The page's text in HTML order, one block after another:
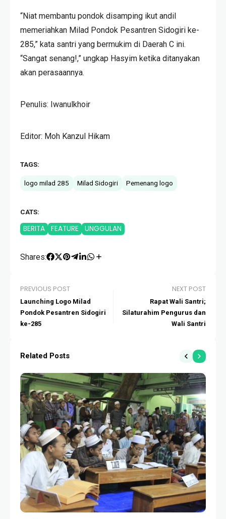
“Niat membantu pondok disamping ikut andil
memeriahkan Milad Pondok Pesantren Sidogiri ke-
285,” kata santri yang bermukim di Daerah C ini.
“Sangat senang!,” ungkap Hasyim ketika ditanyakan
akan perasaannya.
Penulis: Iwanulkhoir
Editor: Moh Kanzul Hikam
TAGS:
logo milad 285 Milad Sidogiri Pemenang logo
CATS:
BERITA FEATURE UNGGULAN
Shares:
PREVIOUS POST
Launching Logo Milad
Pondok Pesantren Sidogiri
ke-285
NEXT POST
Rapat Wali Santri;
Silaturahim Pengurus dan
Wali Santri
Related Posts